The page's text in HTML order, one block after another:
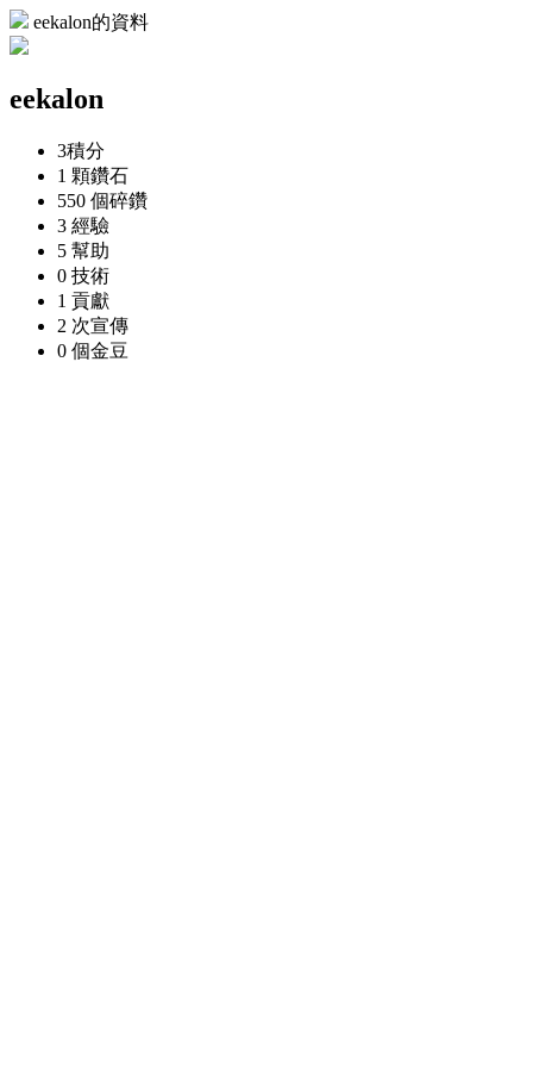
eekalon的資料
eekalon
3積分
1 顆鑽石
550 個碎鑽
3 經驗
5 幫助
0 技術
1 貢獻
2 次宣傳
0 個金豆